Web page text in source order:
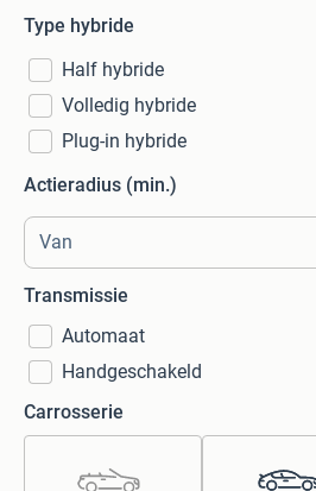
Type hybride
Half hybride
Volledig hybride
Plug-in hybride
Actieradius (min.)
Transmissie
Automaat
Handgeschakeld
Carrosserie